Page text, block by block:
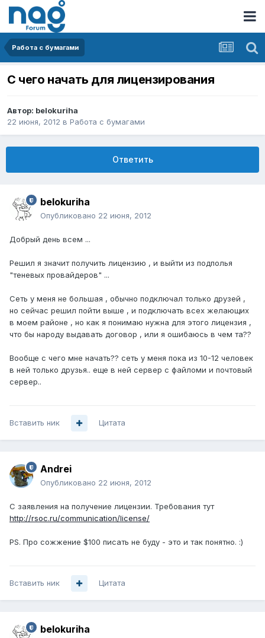
Работа с бумагами
С чего начать для лицензирования
Автор: belokuriha
22 июня, 2012 в Работа с бумагами
Ответить
belokuriha
Опубликовано 22 июня, 2012
Добрый день всем ...
Решил я значит получить лицензию , и выйти из подполья
"теневых провайдеров" ...
Сеть у меня не большая , обычно подключал только друзей ,
но сейчас решил пойти выше , и подключать всех желающих
в моем районе , но как я понимаю нужна для этого лицензия ,
что бы народу выдавать договор , или я ошибаюсь в чем та??
Вообще с чего мне начать?? сеть у меня пока из 10-12 человек
в ней только друзья.. еще в ней сервер с файломи и почтовый
сервер..
Вставить ник Цитата
Andrei
Опубликовано 22 июня, 2012
С заявления на получение лицензии. Требования тут
http://rsoc.ru/communication/license/
PS. Про сожжение $100 писать не буду - это и так понятно. :)
Вставить ник Цитата
belokuriha